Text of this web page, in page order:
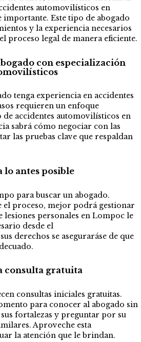
automovilísticos en
importante. Este tipo de abogado
y la experiencia necesarios
proceso legal de manera eficiente.
con especialización
tenga experiencia en accidentes
requieren un enfoque
de accidentes automovilísticos en
sabrá cómo negociar con las
las pruebas clave que respaldan
lo antes posible
para buscar un abogado.
el proceso, mejor podrá gestionar
lesiones personales en Lompoc le
desde el
derechos se aseguraráse de que
consulta gratuita
consultas iniciales gratuitas.
para conocer al abogado sin
fortalezas y preguntar por su
Aproveche esta
la atención que le brindan.